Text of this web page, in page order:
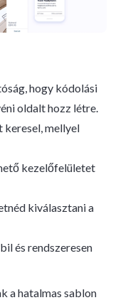
hogy kódolási
oldalt hozz létre.
keresel, mellyel
kezelőfelületet
kiválasztani a
és rendszeresen
a hatalmas sablon